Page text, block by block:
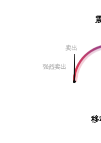
卖出
强烈卖出
移